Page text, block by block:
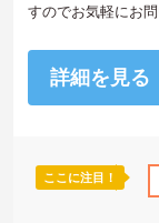
取得サポート
すのでお気軽にお
詳細を見る
ここに注目！